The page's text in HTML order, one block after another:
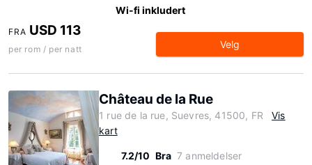
Wi-fi inkludert
FRA USD 113
per rom / per natt Velg
Château de la Rue
1 rue de la rue, Suevres, 41500, FR
Vis
kart
7.2/10 Bra 7 anmeldelser